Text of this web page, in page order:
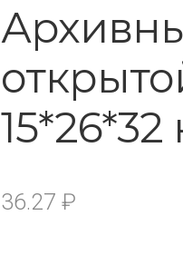
15*26*32
36.27₽